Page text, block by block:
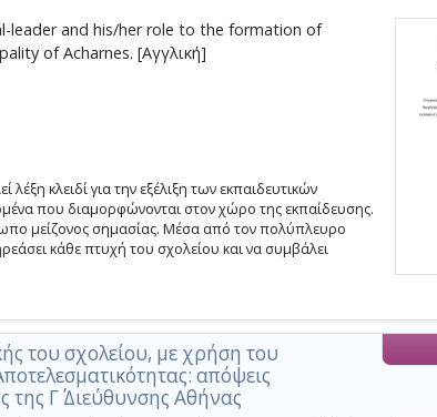
leader and his/her role to the formation of
of Acharnes. [Αγγλική]
κλειδί για την εξέλιξη των εκπαιδευτικών
που διαμορφώνονται στον χώρο της εκπαίδευσης.
μείζονος σημασίας. Μέσα από τον πολύπλευρο
κάθε πτυχή του σχολείου και να συμβάλει
του σχολείου, με χρήση του
απόψεις
Γ΄ Διεύθυνσης Αθήνας